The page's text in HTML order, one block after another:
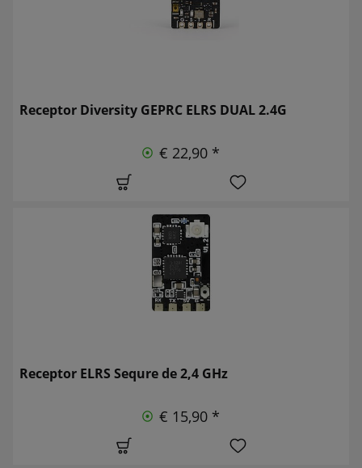
Receptor Diversity GEPRC ELRS DUAL 2.4G
€ 22,90 *
Receptor ELRS Sequre de 2,4 GHz
€ 15,90 *